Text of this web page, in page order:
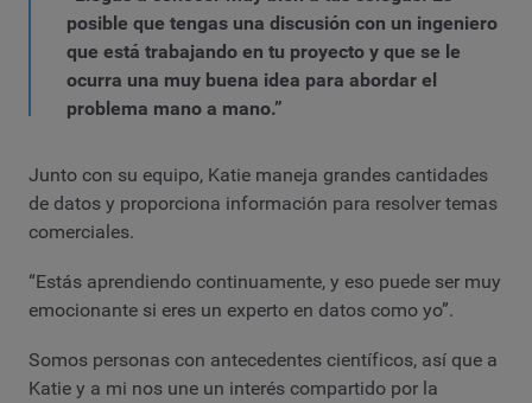
posible que tengas una discusión con un ingeniero
que está trabajando en tu proyecto y que se le
ocurra una muy buena idea para abordar el
problema mano a mano.”
Junto con su equipo, Katie maneja grandes cantidades
de datos y proporciona información para resolver temas
comerciales.
“Estás aprendiendo continuamente, y eso puede ser muy
emocionante si eres un experto en datos como yo”.
Somos personas con antecedentes científicos, así que a
Katie y a mi nos une un interés compartido por la